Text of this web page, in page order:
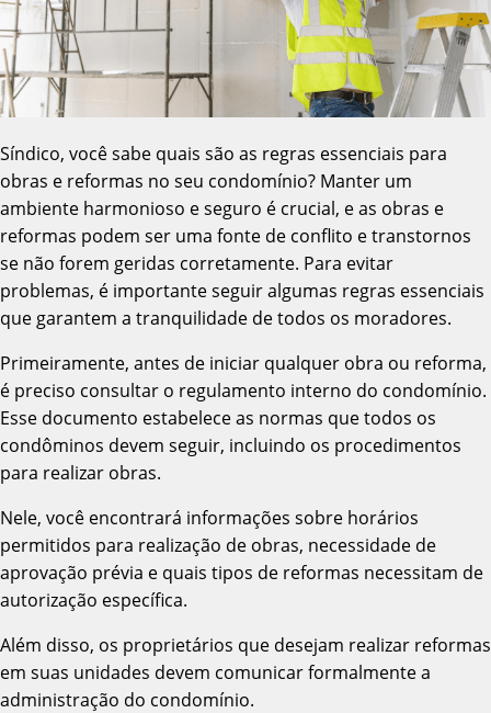
Síndico, você sabe quais são as regras essenciais para
obras e reformas no seu condomínio? Manter um
ambiente harmonioso e seguro é crucial, e as obras e
reformas podem ser uma fonte de conflito e transtornos
se não forem geridas corretamente. Para evitar
problemas, é importante seguir algumas regras essenciais
que garantem a tranquilidade de todos os moradores.
Primeiramente, antes de iniciar qualquer obra ou reforma,
é preciso consultar o regulamento interno do condomínio.
Esse documento estabelece as normas que todos os
condôminos devem seguir, incluindo os procedimentos
para realizar obras.
Nele, você encontrará informações sobre horários
permitidos para realização de obras, necessidade de
aprovação prévia e quais tipos de reformas necessitam de
autorização específica.
Além disso, os proprietários que desejam realizar reformas
em suas unidades devem comunicar formalmente a
administração do condomínio.